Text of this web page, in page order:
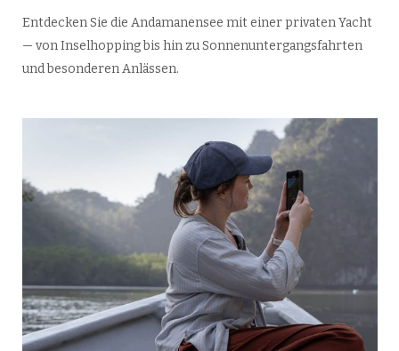
Entdecken Sie die Andamanensee mit einer privaten Yacht
— von Inselhopping bis hin zu Sonnenuntergangsfahrten
und besonderen Anlässen.